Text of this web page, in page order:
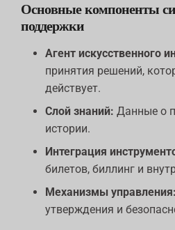
Основные компоненты
поддержки
Агент искусственного
принятия решений,
действует.
Слой знаний: Данные о
истории.
Интеграция
билетов, биллинг и
Механизмы управления:
утверждения и